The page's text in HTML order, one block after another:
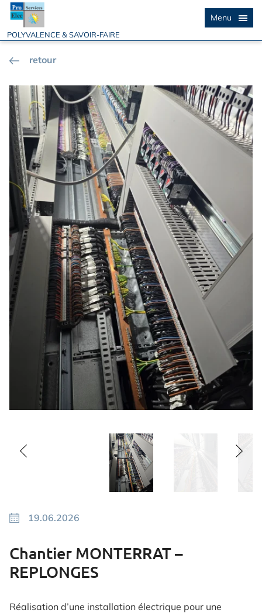
POLYVALENCE & SAVOIR-FAIRE
Menu
retour
19.06.2026
Chantier MONTERRAT –
REPLONGES
Réalisation d’une installation électrique pour une